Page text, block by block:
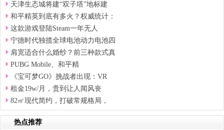
天津生态城将建“双子塔”地标建
和平精英到底有多火？权威统计：
这款游戏登陆Steam一年无人
宁德时代独揽全球电池动力电池四
肩宽适合什么婚纱？前三种款式真
PUBG Mobile、和平精
《宝可梦GO》挑战者出现：VR
租金19w/月，贵到让人闻风丧
82㎡现代简约，打破常规格局，
热点推荐